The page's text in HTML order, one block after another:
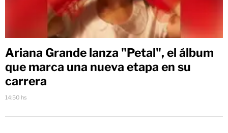
Ariana Grande lanza "Petal", el álbum
que marca una nueva etapa en su
carrera
14:50 hs